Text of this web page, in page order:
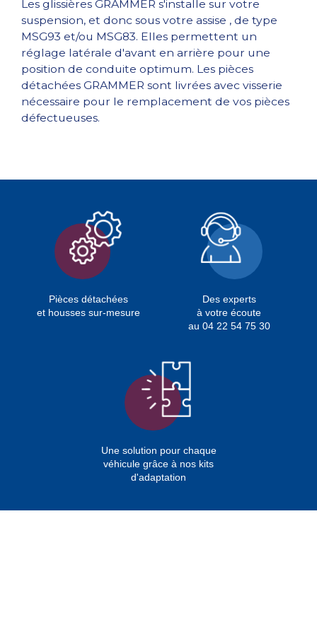
Les glissières GRAMMER s'installe sur votre
suspension, et donc sous votre assise , de type
MSG93 et/ou MSG83. Elles permettent un
réglage latérale d'avant en arrière pour une
position de conduite optimum. Les pièces
détachées GRAMMER sont livrées avec visserie
nécessaire pour le remplacement de vos pièces
défectueuses.
Pièces détachées
et housses sur-mesure
Des experts
à votre écoute
au 04 22 54 75 30
Une solution pour chaque
véhicule grâce à nos kits
d'adaptation